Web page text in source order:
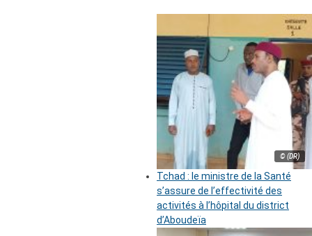
© (DR)
Tchad : le ministre de la Santé
s’assure de l’effectivité des
activités à l’hôpital du district
d’Aboudeïa